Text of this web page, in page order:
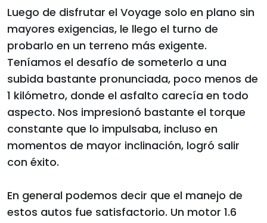
Luego de disfrutar el Voyage solo en plano sin
mayores exigencias, le llego el turno de
probarlo en un terreno más exigente.
Teníamos el desafío de someterlo a una
subida bastante pronunciada, poco menos de
1 kilómetro, donde el asfalto carecía en todo
aspecto. Nos impresionó bastante el torque
constante que lo impulsaba, incluso en
momentos de mayor inclinación, logró salir
con éxito.
En general podemos decir que el manejo de
estos autos fue satisfactorio. Un motor 1.6